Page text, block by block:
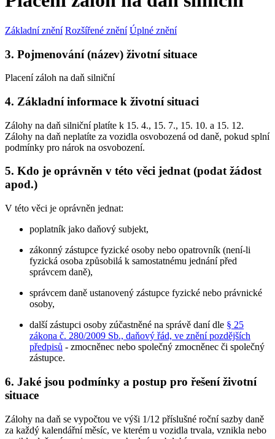
Základní znění Rozšířené znění Úplné znění
3. Pojmenování (název) životní situace
Placení záloh na daň silniční
4. Základní informace k životní situaci
Zálohy na daň silniční platíte k 15. 4., 15. 7., 15. 10. a 15. 12.
Zálohy na daň neplatíte za vozidla osvobozená od daně, pokud splní
podmínky pro nárok na osvobození.
5. Kdo je oprávněn v této věci jednat (podat žádost
apod.)
V této věci je oprávněn jednat:
poplatník jako daňový subjekt,
zákonný zástupce fyzické osoby nebo opatrovník (není-li
fyzická osoba způsobilá k samostatnému jednání před
správcem daně),
správcem daně ustanovený zástupce fyzické nebo právnické
osoby,
další zástupci osoby zúčastněné na správě daní dle § 25
zákona č. 280/2009 Sb., daňový řád, ve znění pozdějších
předpisů - zmocněnec nebo společný zmocněnec či společný
zástupce.
6. Jaké jsou podmínky a postup pro řešení životní
situace
Zálohy na daň se vypočtou ve výši 1/12 příslušné roční sazby daně
za každý kalendářní měsíc, ve kterém u vozidla trvala, vznikla nebo